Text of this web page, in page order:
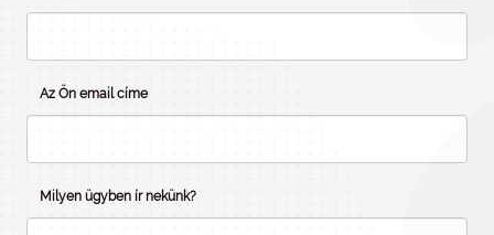
Az Ön email címe
Milyen ügyben ír nekünk?